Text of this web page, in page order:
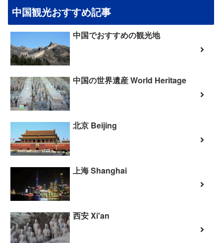
中国観光おすすめ記事
中国でおすすめの観光地
中国の世界遺産 World Heritage
北京 Beijing
上海 Shanghai
西安 Xi'an